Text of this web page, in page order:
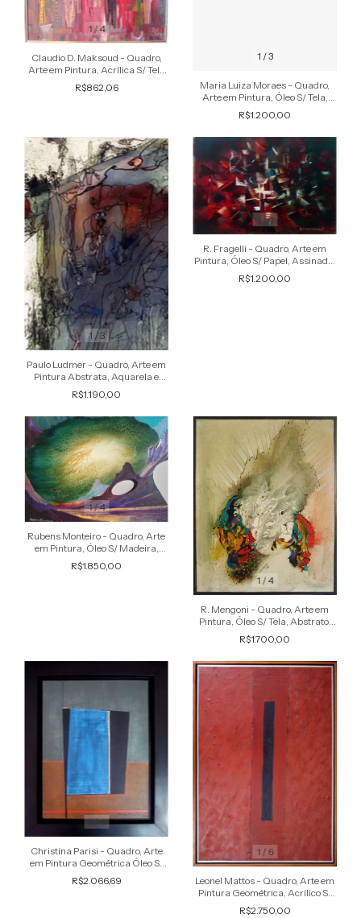
1/4
Claudio D. Maksoud - Quadro,
Arte em Pintura, Acrílica S/ Tela
Assinado, de 1989
R$862,06
1 /3
Maria Luiza Moraes - Quadro,
Arte em Pintura, Óleo S/ Tela,
Assinada, 50 x 50 cm
R$1.200,00
1 /3
Paulo Ludmer - Quadro, Arte em
Pintura Abstrata, Aquarela e
Nanquim S/ Papel, Assinado,
1969
R$1.190,00
/4
R. Fragelli - Quadro, Arte em
Pintura, Óleo S/ Papel, Assinada,
Cubismo Futurista, 1974
R$1.200,00
1/4
Rubens Monteiro - Quadro, Arte
em Pintura, Óleo S/ Madeira,
Paleta de Pintura, Composição
R$1.850,00
1 /4
R. Mengoni - Quadro, Arte em
Pintura, Óleo S/ Tela, Abstrato,
Forte Relevo, 1987
R$1.700,00
1/4
Christina Parisi - Quadro, Arte
em Pintura Geométrica Óleo S/
Tela, Assinada, 1980,
Emoldurada
R$2.066,69
1 / 6
Leonel Mattos - Quadro, Arte em
Pintura Geométrica, Acrílico S/
Tela, Assinada, Faixa Azul, 1989
R$2.750,00